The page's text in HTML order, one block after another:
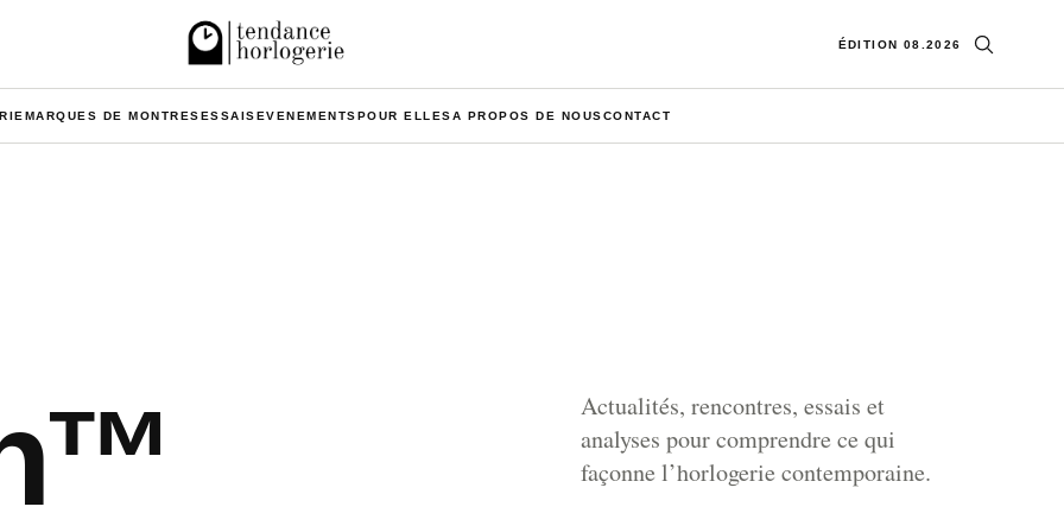
ÉDITION 08.2026 Ouvrir la
MARQUES DE MONTRESESSAISEVENEMENTSPOUR ELLESA PROPOS DE NOUSCONTACT
Actualités, rencontres, essais et
analyses pour comprendre ce qui
façonne l’horlogerie contemporaine.